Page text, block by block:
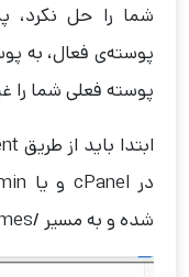
شما را حل نکرد،
پوسته‌ی فعال، به
پوسته فعلی شما را
شده و به مسیر /wp-content/themes/ بروید.